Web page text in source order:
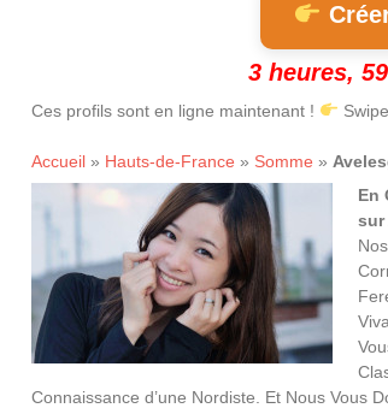
3 heures,
Ces profils sont en ligne maintenant !
Accueil » Hauts-de-France » Somme »
En
sur
Connaissance d’une Nordiste. Et Nous Vous